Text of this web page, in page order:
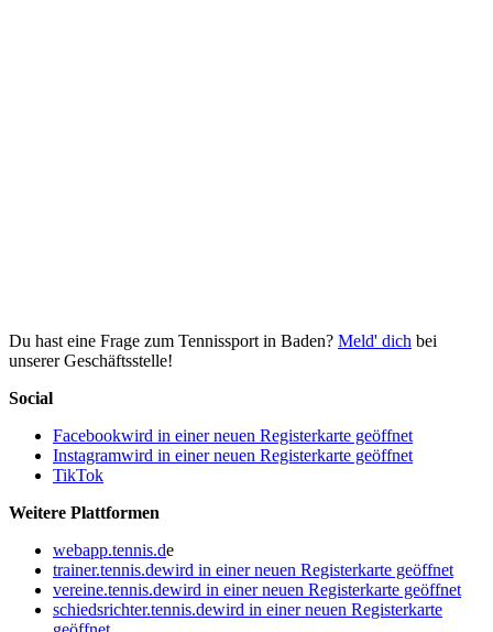
Du hast eine Frage zum Tennissport in Baden? Meld' dich bei
unserer Geschäftsstelle!
Social
Facebookwird in einer neuen Registerkarte geöffnet
Instagramwird in einer neuen Registerkarte geöffnet
TikTok
Weitere Plattformen
webapp.tennis.de
trainer.tennis.dewird in einer neuen Registerkarte geöffnet
vereine.tennis.dewird in einer neuen Registerkarte geöffnet
schiedsrichter.tennis.dewird in einer neuen Registerkarte